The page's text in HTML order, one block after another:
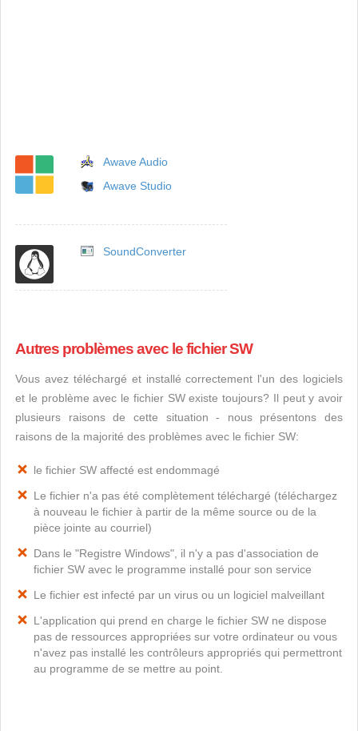
Awave Audio
Awave Studio
SoundConverter
Autres problèmes avec le fichier SW
Vous avez téléchargé et installé correctement l'un des logiciels
et le problème avec le fichier SW existe toujours? Il peut y avoir
plusieurs raisons de cette situation - nous présentons des
raisons de la majorité des problèmes avec le fichier SW:
le fichier SW affecté est endommagé
Le fichier n'a pas été complètement téléchargé (téléchargez
à nouveau le fichier à partir de la même source ou de la
pièce jointe au courriel)
Dans le "Registre Windows", il n'y a pas d'association de
fichier SW avec le programme installé pour son service
Le fichier est infecté par un virus ou un logiciel malveillant
L'application qui prend en charge le fichier SW ne dispose
pas de ressources appropriées sur votre ordinateur ou vous
n'avez pas installé les contrôleurs appropriés qui permettront
au programme de se mettre au point.